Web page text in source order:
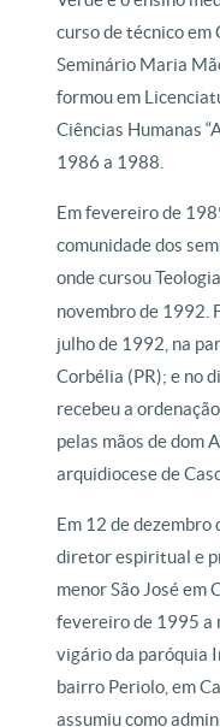
curso de técnico em
Seminário Maria
formou em
Ciências Humanas
1986 a 1988.
Em fevereiro de
comunidade dos
onde cursou
novembro de 1992.
julho de 1992, na
Corbélia (PR); e no
recebeu a
pelas mãos de dom
arquidiocese de
Em 12 de
diretor espiritual e
menor São José em
fevereiro de 1995 a
vigário da paróquia
bairro Periolo, em
assumiu como